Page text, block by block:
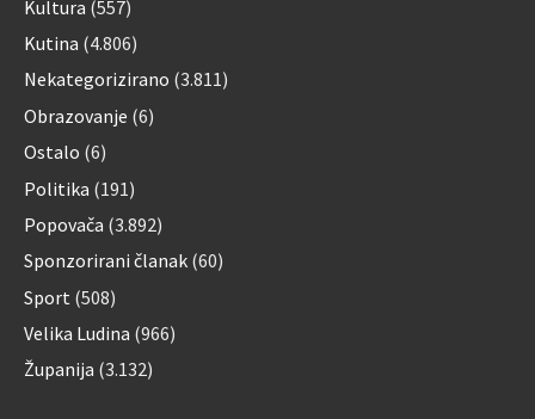
Kultura (557)
Kutina (4.806)
Nekategorizirano (3.811)
Obrazovanje (6)
Ostalo (6)
Politika (191)
Popovača (3.892)
Sponzorirani članak (60)
Sport (508)
Velika Ludina (966)
Županija (3.132)